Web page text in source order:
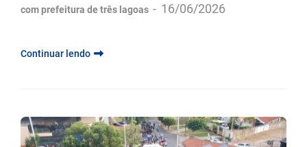
com prefeitura de três lagoas - 16/06/2026
Continuar lendo